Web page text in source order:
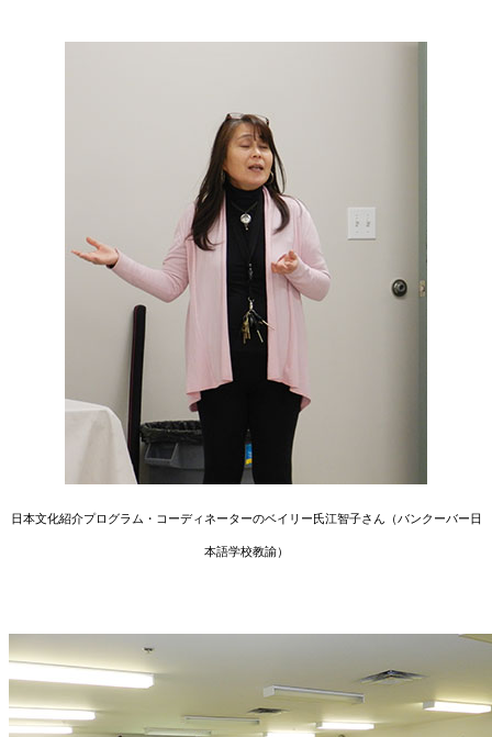
日本文化紹介プログラム・コーディネーターのベイリー氏江智子さん（バンクーバー日
本語学校教諭）